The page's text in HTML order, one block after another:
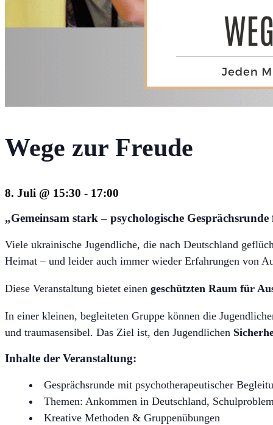
Wege zur Freude
8. Juli @ 15:30 - 17:00
„Gemeinsam stark – psychologische
Viele ukrainische Jugendliche, die nach Deutschland
Heimat – und leider auch immer wieder Erfahrungen von
Diese Veranstaltung bietet einen geschützten Raum für
In einer kleinen, begleiteten Gruppe können die
und traumasensibel. Das Ziel ist, den Jugendlichen
Inhalte der Veranstaltung:
Gesprächsrunde mit psychotherapeutischer
Themen: Ankommen in Deutschland,
Kreative Methoden & Gruppenübungen